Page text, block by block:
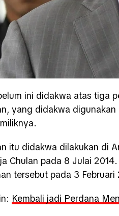
ini didakwa atas tiga
yang didakwa
itu didakwa dilakukan di
Chulan pada 8 Julai
tersebut pada 3 Februari
Kembali jadi Perdana